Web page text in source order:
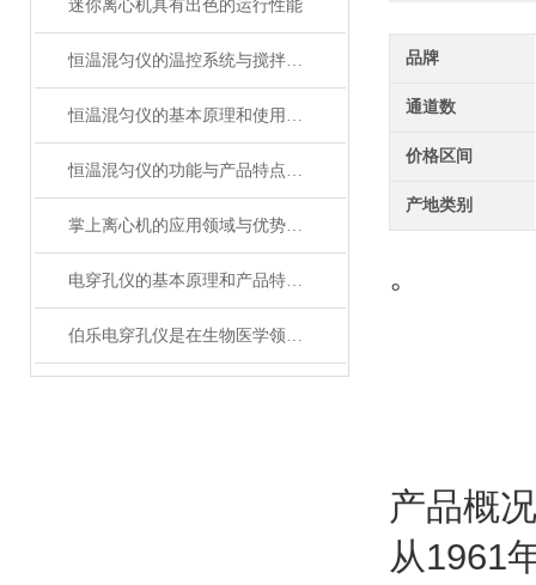
迷你离心机具有出色的运行性能
恒温混匀仪的温控系统与搅拌功能优化
恒温混匀仪的基本原理和使用方法介绍
恒温混匀仪的功能与产品特点包含哪些
掌上离心机的应用领域与优势分析
电穿孔仪的基本原理和产品特性概述
伯乐电穿孔仪是在生物医学领域中广泛使用的设备
品牌
通道数
价格区间
产地类别
。
产品概
从1961